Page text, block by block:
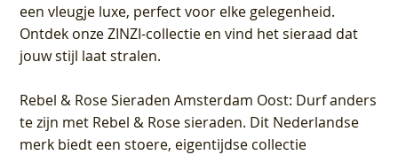
een vleugje luxe, perfect voor elke gelegenheid.
Ontdek onze ZINZI-collectie en vind het sieraad dat
jouw stijl laat stralen.
Rebel & Rose Sieraden Amsterdam Oost: Durf anders
te zijn met Rebel & Rose sieraden. Dit Nederlandse
merk biedt een stoere, eigentijdse collectie